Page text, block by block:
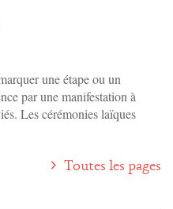
une étape ou un
par une manifestation à
Les cérémonies laïques
Toutes les pages